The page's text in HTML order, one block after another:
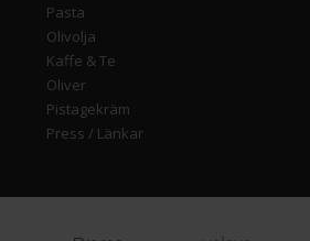
Pasta
Olivolja
Kaffe & Te
Oliver
Pistagekräm
Press / Länkar